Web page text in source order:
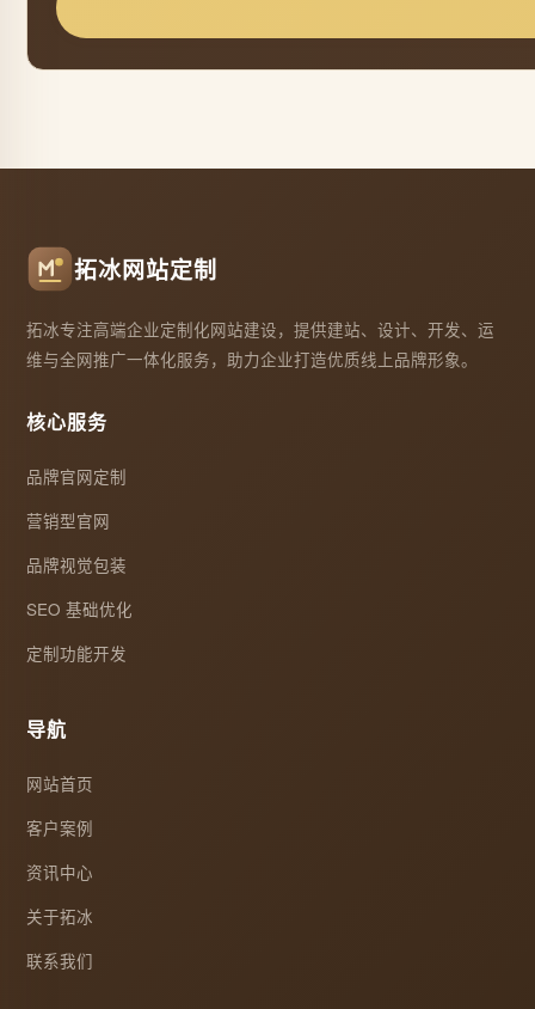
拓冰网站定制
拓冰专注高端企业定制化网站建设，提供建站、设计、开发、运
维与全网推广一体化服务，助力企业打造优质线上品牌形象。
核心服务
品牌官网定制
营销型官网
品牌视觉包装
SEO 基础优化
定制功能开发
导航
网站首页
客户案例
资讯中心
关于拓冰
联系我们